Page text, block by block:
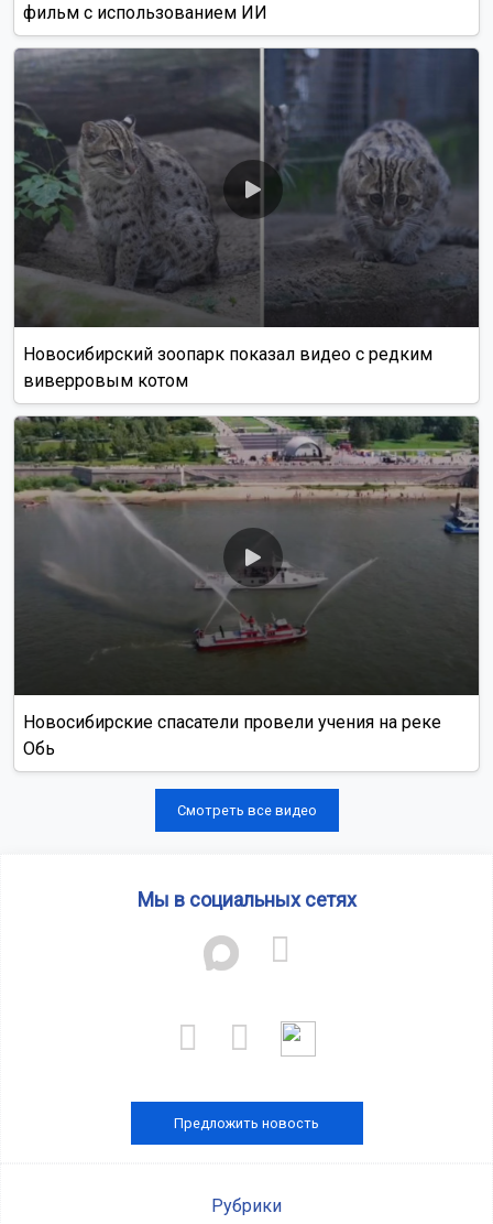
фильм с использованием ИИ
Новосибирский зоопарк показал видео с редким
виверровым котом
Новосибирские спасатели провели учения на реке
Обь
Смотреть все видео
Мы в социальных сетях
Предложить новость
Рубрики